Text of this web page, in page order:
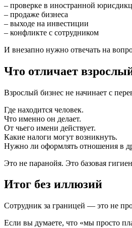
– проверке в иностранной
– продаже бизнеса
– выходе на инвестиции
– конфликте с сотрудником
И внезапно нужно отвечать на
Что отличает
Взрослый бизнес не начинает с
Где находится человек.
Что именно он делает.
От чьего имени действует.
Какие налоги могут возникнуть.
Нужно ли оформлять отношения в
Это не паранойя. Это базовая
Итог без иллюзий
Сотрудник за границей — это не
Если вы думаете, что «мы просто